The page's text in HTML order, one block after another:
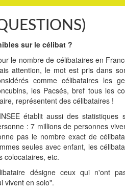
sur le célibat ?
le nombre de célibataires en
attention, le mot est pris dans
comme célibataires les
les Pacsés, bref tous les
représentent des célibataires !
établit aussi des
: 7 millions de personnes
pas le nombre exact de
seules avec enfant, les
colocataires, etc.
désigne ceux qui n'ont
vivent en solo".